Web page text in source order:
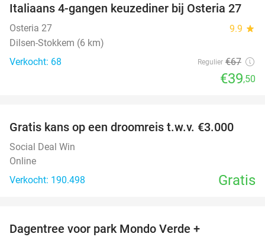
41%
Italiaans 4-gangen keuzediner bij Osteria 27
Osteria 27 9.9 star
Dilsen-Stokkem (6 km)
Verkocht: 68
Regulier €67
€39,50
Gratis kans op een droomreis t.w.v. €3.000
Social Deal Win
Online
Verkocht: 190.498
Gratis
Dagentree voor park Mondo Verde +